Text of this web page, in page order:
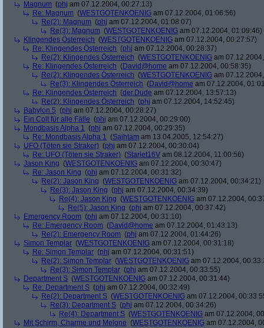
Magnum (phj am 07.12.2004, 00:27:13)
Re: Magnum (WESTGOTENKOENIG am 07.12.2004, 01:06:56)
Re(2): Magnum (phj am 07.12.2004, 01:08:07)
Re(3): Magnum (WESTGOTENKOENIG am 07.12.2004, 01:09:46)
Klingendes Österreich (WESTGOTENKOENIG am 07.12.2004, 00:27:57)
Re: Klingendes Österreich (phj am 07.12.2004, 00:28:37)
Re(2): Klingendes Österreich (WESTGOTENKOENIG am
Re: Klingendes Österreich (David@home am 07.12.2004, 00:58:35)
Re(2): Klingendes Österreich (WESTGOTENKOENIG am
Re(3): Klingendes Österreich (David@home am 07.12.2004,
Re: Klingendes Österreich (der.Dude am 07.12.2004, 13:57:13)
Re(2): Klingendes Österreich (phj am 07.12.2004, 14:52:45)
Babylon 5 (phj am 07.12.2004, 00:28:27)
Ein Colt für alle Fälle (phj am 07.12.2004, 00:29:00)
Mondbasis Alpha 1 (phj am 07.12.2004, 00:29:35)
Re: Mondbasis Alpha 1 (Sajhtam am 13.04.2005, 12:54:27)
UFO (Töten sie Straker) (phj am 07.12.2004, 00:30:04)
Re: UFO (Töten sie Straker) (Starlet16V am 08.12.2004, 11:00:56)
Jason King (WESTGOTENKOENIG am 07.12.2004, 00:30:47)
Re: Jason King (phj am 07.12.2004, 00:31:32)
Re(2): Jason King (WESTGOTENKOENIG am 07.12.2004, 00:34:21)
Re(3): Jason King (phj am 07.12.2004, 00:34:39)
Re(4): Jason King (WESTGOTENKOENIG am 07.12.2004,
Re(5): Jason King (phj am 07.12.2004, 00:37:42)
Emergency Room (phj am 07.12.2004, 00:31:10)
Re: Emergency Room (David@home am 07.12.2004, 01:43:13)
Re(2): Emergency Room (phj am 07.12.2004, 01:44:26)
Simon Templar (WESTGOTENKOENIG am 07.12.2004, 00:31:18)
Re: Simon Templar (phj am 07.12.2004, 00:31:51)
Re(2): Simon Templar (WESTGOTENKOENIG am 07.12.2004,
Re(3): Simon Templar (phj am 07.12.2004, 00:33:55)
Department S (WESTGOTENKOENIG am 07.12.2004, 00:31:44)
Re: Department S (phj am 07.12.2004, 00:32:49)
Re(2): Department S (WESTGOTENKOENIG am 07.12.2004,
Re(3): Department S (phj am 07.12.2004, 00:34:26)
Re(4): Department S (WESTGOTENKOENIG am 07.12.2004,
Mit Schirm, Charme und Melone (WESTGOTENKOENIG am 07.12.2004,